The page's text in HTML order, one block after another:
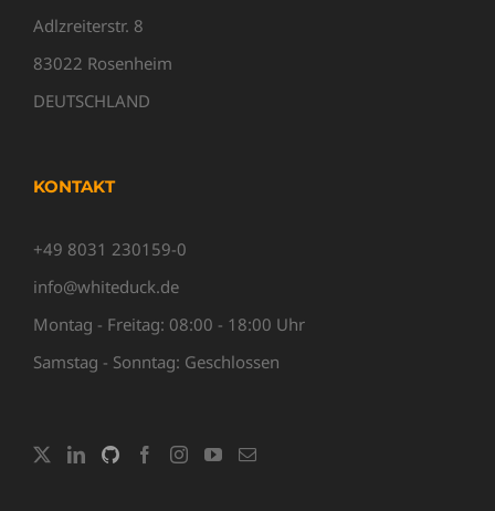
Adlzreiterstr. 8
83022 Rosenheim
DEUTSCHLAND
KONTAKT
+49 8031 230159-0
info@whiteduck.de
Montag - Freitag: 08:00 - 18:00 Uhr
Samstag - Sonntag: Geschlossen